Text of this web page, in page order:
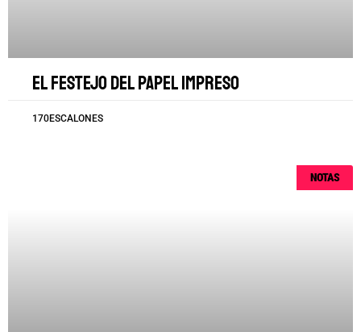
El festejo del papel impreso
170ESCALONES
NOTAS